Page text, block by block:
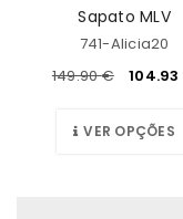
Sapato MLV
741-Alicia20
149.90€ 104.93
VER OPÇÕES